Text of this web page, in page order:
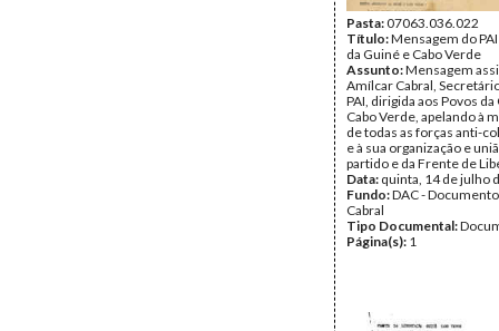
Pasta:07063.036.022
Título:Mensagem do
da Guiné e Cabo Verde
Assunto:Mensagem
Amílcar Cabral,
PAI, dirigida aos Povos da
Cabo Verde, apelando à
de todas as forças anti-
e à sua organização e
partido e da Frente de
Data: quinta, 14 de julho
Fundo:DAC -
Cabral
Tipo Documental:
Página(s): 1